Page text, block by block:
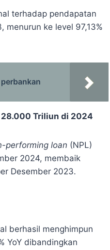
terhadap pendapatan
menurun ke level 97,13%
28.000 Triliun di 2024
performing loan (NPL)
2024, membaik
Desember 2023.
berhasil menghimpun
YoY dibandingkan